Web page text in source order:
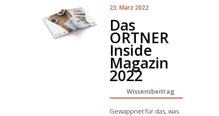
23. März 2022
Das
ORTNER
Inside
Magazin
2022
Wissensbeitrag
Gewappnet für das, was